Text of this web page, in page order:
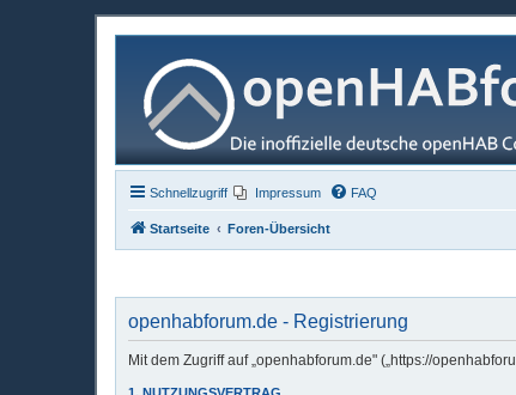
Schnellzugriff Impressum FAQ
Startseite Foren-Übersicht
openhabforum.de - Registrierung
Mit dem Zugriff auf „openhabforum.de" („https://
1. NUTZUNGSVERTRAG